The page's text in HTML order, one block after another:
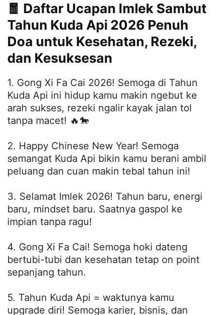
🧧 Daftar Ucapan Imlek Sambut
Tahun Kuda Api 2026 Penuh
Doa untuk Kesehatan, Rezeki,
dan Kesuksesan
1. Gong Xi Fa Cai 2026! Semoga di Tahun
Kuda Api ini hidup kamu makin ngebut ke
arah sukses, rezeki ngalir kayak jalan tol
tanpa macet! 🔥🐎
2. Happy Chinese New Year! Semoga
semangat Kuda Api bikin kamu berani ambil
peluang dan cuan makin tebal tahun ini!
3. Selamat Imlek 2026! Tahun baru, energi
baru, mindset baru. Saatnya gaspol ke
impian tanpa ragu!
4. Gong Xi Fa Cai! Semoga hoki dateng
bertubi-tubi dan kesehatan tetap on point
sepanjang tahun.
5. Tahun Kuda Api = waktunya kamu
upgrade diri! Semoga karier, bisnis, dan